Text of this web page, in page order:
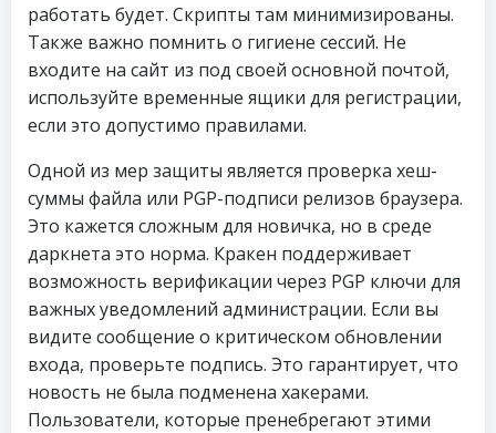
работать будет. Скрипты там минимизированы.
Также важно помнить о гигиене сессий. Не
входите на сайт из под своей основной почтой,
используйте временные ящики для регистрации,
если это допустимо правилами.
Одной из мер защиты является проверка хеш-
суммы файла или PGP-подписи релизов браузера.
Это кажется сложным для новичка, но в среде
даркнета это норма. Кракен поддерживает
возможность верификации через PGP ключи для
важных уведомлений администрации. Если вы
видите сообщение о критическом обновлении
входа, проверьте подпись. Это гарантирует, что
новость не была подменена хакерами.
Пользователи, которые пренебрегают этими